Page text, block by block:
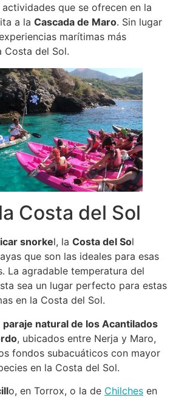
que se ofrecen en la
a la Cascada de Maro. Sin lugar
marítimas más
Costa del Sol.
Costa del Sol
snorkel, la Costa del Sol
que son las ideales para esas
La agradable temperatura del
sea un lugar perfecto para estas
en la Costa del Sol.
paraje natural de los Acantilados
, ubicados entre Nerja y Maro,
fondos subacuáticos con mayor
en la Costa del Sol.
o, en Torrox, o la de Chilches en